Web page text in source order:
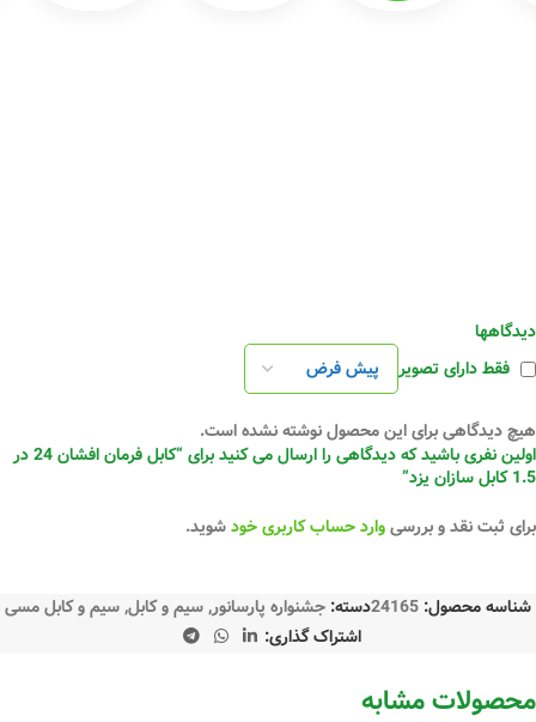
دیدگاهها
فقط دارای تصویر
هیچ دیدگاهی برای این محصول نوشته نشده است.
اولین نفری باشید که دیدگاهی را ارسال می کنید برای “کابل فرمان افشان 24 در
1.5 کابل سازان یزد”
برای ثبت نقد و بررسیوارد حساب کاربری خودشوید.
شناسه محصول: 24165دسته: جشنواره پارسانور,سیم و کابل,سیم و کابل مسی
اشتراک گذاری:
محصولات مشابه